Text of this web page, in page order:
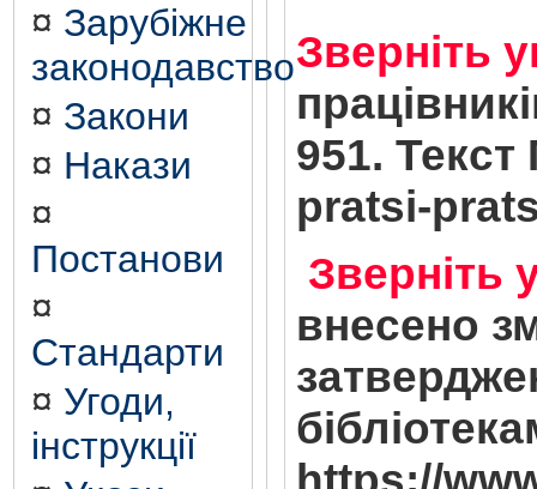
¤ Зарубіжне
законодавство
¤ Закони
¤ Накази
¤
Постанови
¤
Стандарти
¤ Угоди,
інструкції
Зверніть
951.
pratsi-
Зверніть
внесено